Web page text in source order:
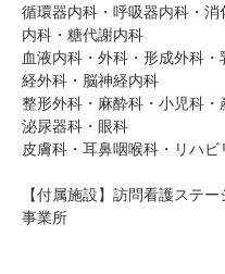
循環器内科・呼吸器内科・消
内科・糖代謝内科
血液内科・外科・形成外科
経外科・脳神経内科
整形外科・麻酔科・小児科・
泌尿器科・眼科
皮膚科・耳鼻咽喉科・リハ
【付属施設】訪問看護ステ
事業所